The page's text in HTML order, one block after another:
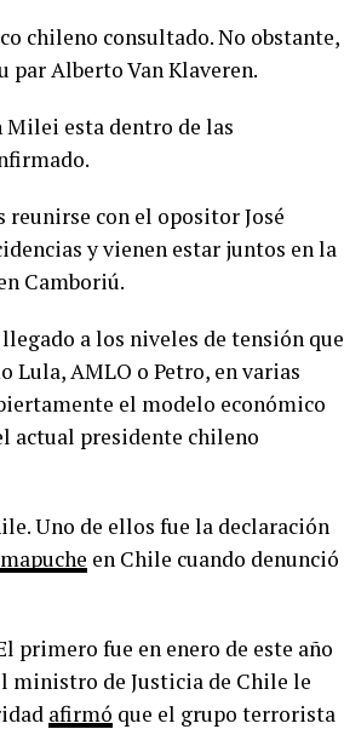
chileno consultado. No obstante,
par Alberto Van Klaveren.
Milei esta dentro de las
con el opositor José
y vienen estar juntos en la
Camboriú.
a los niveles de tensión que
AMLO o Petro, en varias
el modelo económico
actual presidente chileno
Uno de ellos fue la declaración
mapuche en Chile cuando denunció
fue en enero de este año
ministro de Justicia de Chile le
afirmó que el grupo terrorista